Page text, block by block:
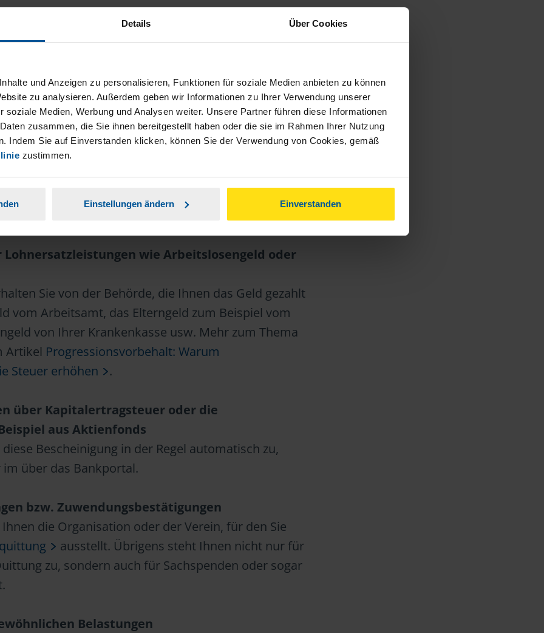
Details Über Cookies
und Anzeigen zu personalisieren, Funktionen für soziale Medien anbieten zu können
zu analysieren. Außerdem geben wir Informationen zu Ihrer Verwendung unserer
soziale Medien, Werbung und Analysen weiter. Unsere Partner führen diese Informationen
zusammen, die Sie ihnen bereitgestellt haben oder die sie im Rahmen Ihrer Nutzung
Indem Sie auf Einverstanden klicken, können Sie der Verwendung von Cookies, gemäß
zustimmen.
Einstellungen ändern Einverstanden
zuhause aufbewahrt
haben, wenn das Finanzamt Rückfragen hat
Lohnersatzleistungen wie Arbeitslosengeld oder
Sie von der Behörde, die Ihnen das Geld gezahlt
vom Arbeitsamt, das Elterngeld zum Beispiel vom
von Ihrer Krankenkasse usw. Mehr zum Thema
Artikel Progressionsvorbehalt: Warum
Steuer erhöhen
.
über Kapitalertragsteuer oder die
aus Aktienfonds
Bescheinigung in der Regel automatisch zu,
über das Bankportal.
bzw. Zuwendungsbestätigungen
die Organisation oder der Verein, für den Sie
ausstellt. Übrigens steht Ihnen nicht nur für
zu, sondern auch für Sachspenden oder sogar
Belastungen